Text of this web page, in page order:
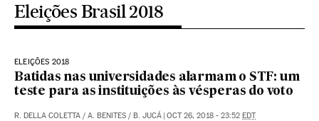
Eleições Brasil 2018
ELEIÇÕES 2018
Batidas nas universidades alarmam o STF: um
teste para as instituições às vésperas do voto
R. DELLA COLETTA / A. BENITES / B. JUCÁ | OCT 26, 2018 - 23:52 EDT